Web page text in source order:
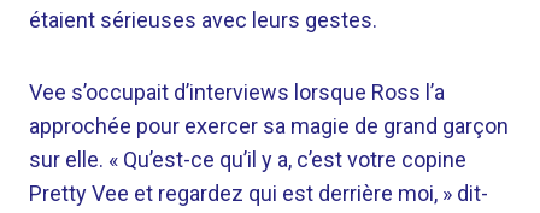
étaient sérieuses avec leurs gestes.
Vee s’occupait d’interviews lorsque Ross l’a
approchée pour exercer sa magie de grand garçon
sur elle. « Qu’est-ce qu’il y a, c’est votre copine
Pretty Vee et regardez qui est derrière moi, » dit-